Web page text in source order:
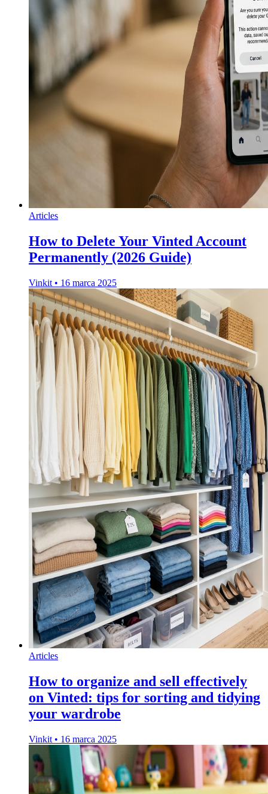
Articles
How to Delete Your Vinted Account
Permanently (2026 Guide)
Vinkit • 16 marca 2025
Articles
How to organize and sell effectively
on Vinted: tips for sorting and tidying
your wardrobe
Vinkit • 16 marca 2025